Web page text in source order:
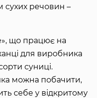
сухих речовин –
що працює на
для виробника
суниці.
можна побачити,
себе у відкритому